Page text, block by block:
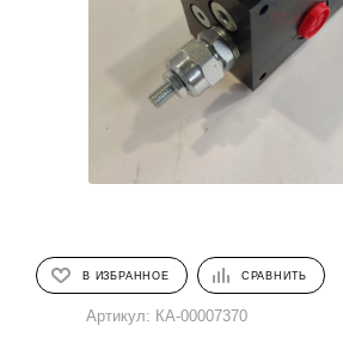
В ИЗБРАННОЕ СРАВНИТЬ
Артикул: КА-00007370